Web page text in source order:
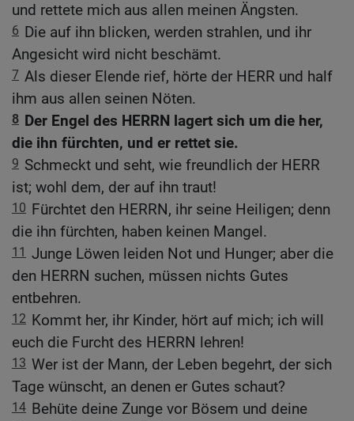
und rettete mich aus allen meinen Ängsten.
6 Die auf ihn blicken, werden strahlen, und ihr
Angesicht wird nicht beschämt.
7 Als dieser Elende rief, hörte der HERR und half
ihm aus allen seinen Nöten.
8 Der Engel des HERRN lagert sich um die her,
die ihn fürchten, und er rettet sie.
9 Schmeckt und seht, wie freundlich der HERR
ist; wohl dem, der auf ihn traut!
10 Fürchtet den HERRN, ihr seine Heiligen; denn
die ihn fürchten, haben keinen Mangel.
11 Junge Löwen leiden Not und Hunger; aber die
den HERRN suchen, müssen nichts Gutes
entbehren.
12 Kommt her, ihr Kinder, hört auf mich; ich will
euch die Furcht des HERRN lehren!
13 Wer ist der Mann, der Leben begehrt, der sich
Tage wünscht, an denen er Gutes schaut?
14 Behüte deine Zunge vor Bösem und deine